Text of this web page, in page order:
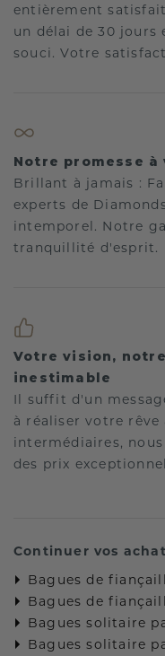
entièrement
un délai de 30 jours
souci. Votre
Notre promesse à
Brillant à jamais :
experts de
intemporel. Notre
tranquillité d'esprit.
Votre vision,
inestimable
Il suffit d'un
à réaliser votre rêve
intermédiaires,
des prix
Continuer vos
Bagues de
Bagues de
Bagues solitaire
Bagues solitaire